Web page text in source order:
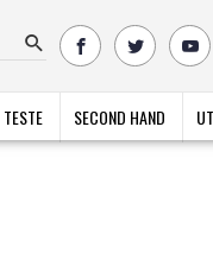
TESTE SECOND HAND